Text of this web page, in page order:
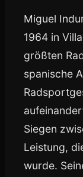
Miguel
1964 in
größten
spanische
Siegen
Leistung,
wurde.